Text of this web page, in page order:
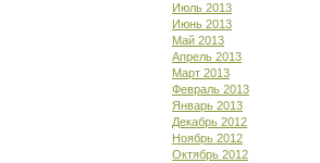
Июль 2013
Июнь 2013
Май 2013
Апрель 2013
Март 2013
Февраль 2013
Январь 2013
Декабрь 2012
Ноябрь 2012
Октябрь 2012